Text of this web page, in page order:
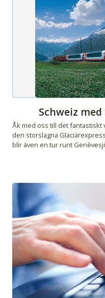
Schweiz
Åk med oss till det fantastiskt
den storslagna
blir även en tur runt